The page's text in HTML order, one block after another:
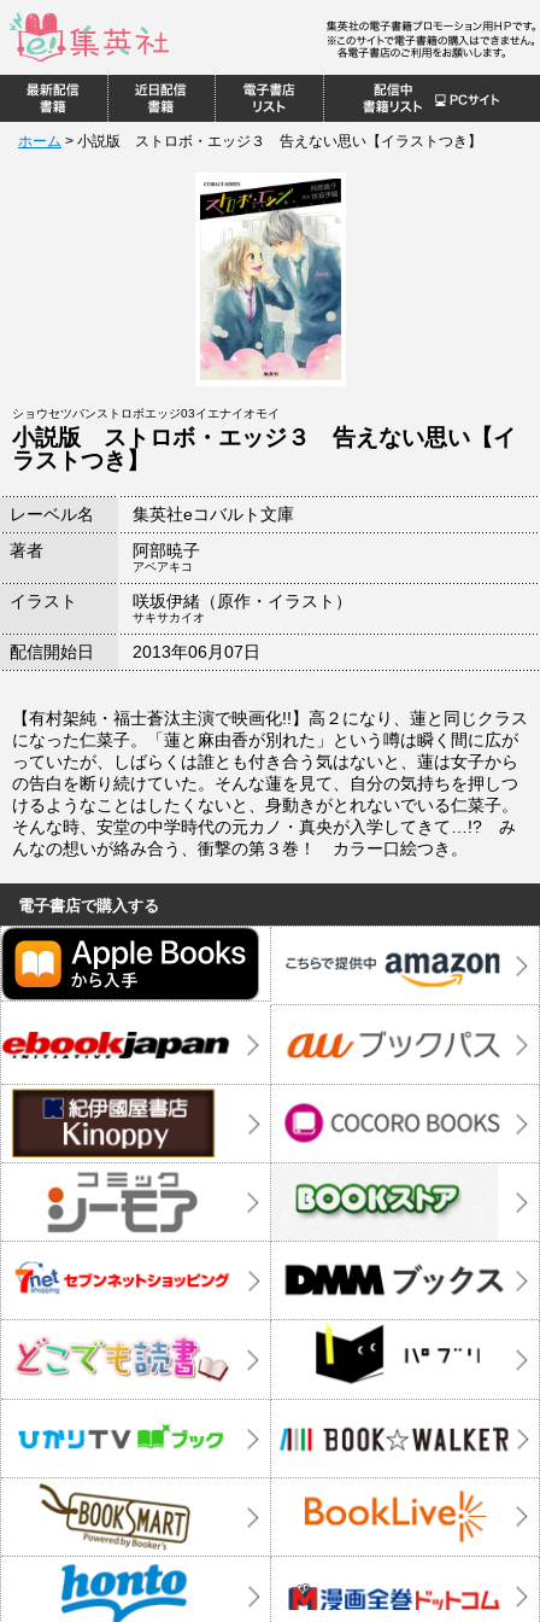
ホーム > 小説版 ストロボ・エッジ３ 告えない思い【イラストつき】
ショウセツバンストロボエッジ03イエナイオモイ
小説版 ストロボ・エッジ３ 告えない思い【イ
ラストつき】
レーベル名
集英社eコバルト文庫
著者
阿部暁子
アベアキコ
イラスト 咲坂伊緒（原作・イラスト）
サキサカイオ
配信開始日 2013年06月07日
【有村架純・福士蒼汰主演で映画化!!】高２になり、蓮と同じクラス
になった仁菜子。「蓮と麻由香が別れた」という噂は瞬く間に広が
っていたが、しばらくは誰とも付き合う気はないと、蓮は女子から
の告白を断り続けていた。そんな蓮を見て、自分の気持ちを押しつ
けるようなことはしたくないと、身動きがとれないでいる仁菜子。
そんな時、安堂の中学時代の元カノ・真央が入学してきて…!? み
んなの想いが絡み合う、衝撃の第３巻！ カラー口絵つき。
電子書店で購入する